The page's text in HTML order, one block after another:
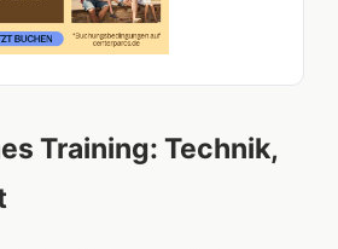
Training: Technik,